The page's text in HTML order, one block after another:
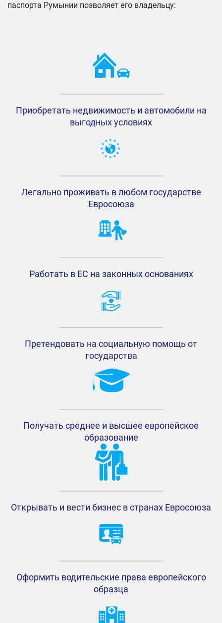
паспорта Румынии позволяет его владельцу:
Приобретать недвижимость и автомобили на
выгодных условиях
Легально проживать в любом государстве
Евросоюза
Работать в ЕС на законных основаниях
Претендовать на социальную помощь от
государства
Получать среднее и высшее европейское
образование
Открывать и вести бизнес в странах Евросоюза
Оформить водительские права европейского
образца